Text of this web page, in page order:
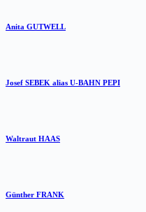
Anita GUTWELL
Josef SEBEK alias U-BAHN PEPI
Waltraut HAAS
Günther FRANK